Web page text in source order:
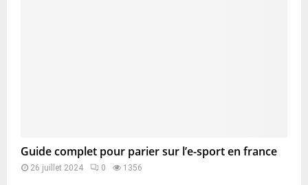
Guide complet pour parier sur l’e-sport en france
26 juillet 2024 0 1356